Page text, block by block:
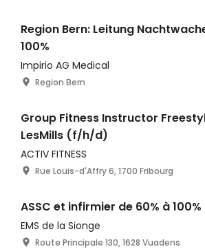
Region Bern: Leitung
100%
Impirio AG Medical
Region Bern
Group Fitness Instructor
LesMills (f/h/d)
ACTIV FITNESS
Rue Louis-d'Affry 6, 1700 Fribourg
ASSC et infirmier de 60% à 100%
EMS de la Sionge
Route Principale 130, 1628 Vuadens